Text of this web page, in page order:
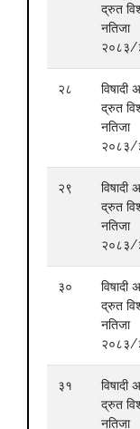
द्रुत
नतिजा
२८
विषादी
द्रुत
नतिजा
२९
विषादी
द्रुत
नतिजा
३०
विषादी
द्रुत
नतिजा
३१
विषादी
द्रुत
नतिजा